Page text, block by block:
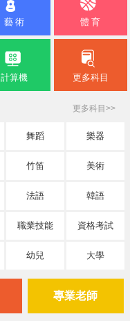
藝 術 體 育
計算機 更多科目
更多科目>>
舞蹈 樂器
竹笛 美術
法語 韓語
職業技能 資格考試
幼兒 大學
專業老師